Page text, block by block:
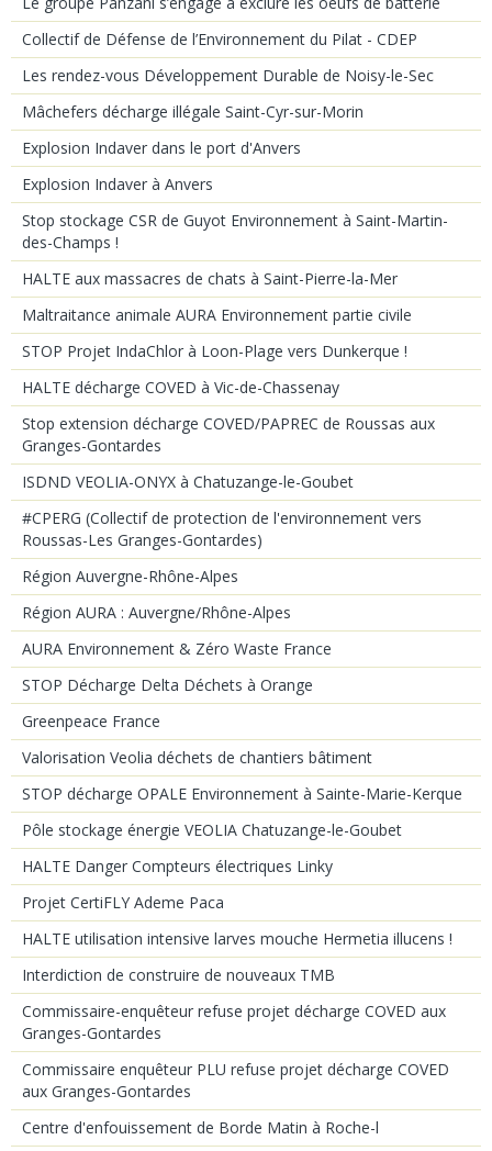
Collectif de Défense de l’Environnement du Pilat - CDEP
Les rendez-vous Développement Durable de Noisy-le-Sec
Mâchefers décharge illégale Saint-Cyr-sur-Morin
Explosion Indaver dans le port d'Anvers
Explosion Indaver à Anvers
Stop stockage CSR de Guyot Environnement à Saint-Martin-
des-Champs !
HALTE aux massacres de chats à Saint-Pierre-la-Mer
Maltraitance animale AURA Environnement partie civile
STOP Projet IndaChlor à Loon-Plage vers Dunkerque !
HALTE décharge COVED à Vic-de-Chassenay
Stop extension décharge COVED/PAPREC de Roussas aux
Granges-Gontardes
ISDND VEOLIA-ONYX à Chatuzange-le-Goubet
#CPERG (Collectif de protection de l'environnement vers
Roussas-Les Granges-Gontardes)
Région Auvergne-Rhône-Alpes
Région AURA : Auvergne/Rhône-Alpes
AURA Environnement & Zéro Waste France
STOP Décharge Delta Déchets à Orange
Greenpeace France
Valorisation Veolia déchets de chantiers bâtiment
STOP décharge OPALE Environnement à Sainte-Marie-Kerque
Pôle stockage énergie VEOLIA Chatuzange-le-Goubet
HALTE Danger Compteurs électriques Linky
Projet CertiFLY Ademe Paca
HALTE utilisation intensive larves mouche Hermetia illucens !
Interdiction de construire de nouveaux TMB
Commissaire-enquêteur refuse projet décharge COVED aux
Granges-Gontardes
Commissaire enquêteur PLU refuse projet décharge COVED
aux Granges-Gontardes
Centre d'enfouissement de Borde Matin à Roche-l